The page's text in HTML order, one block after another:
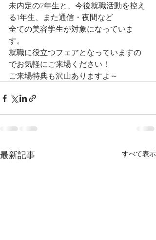
未内定の2年生と、今後就職活動を控え
る1年生、また通信・夜間など
全ての美容学生が対象になっていま
す。
就職に役立つフェアとなっていますの
でお気軽にご来場ください！
ご来場特典も沢山ありますよ～
最新記事 すべて表示